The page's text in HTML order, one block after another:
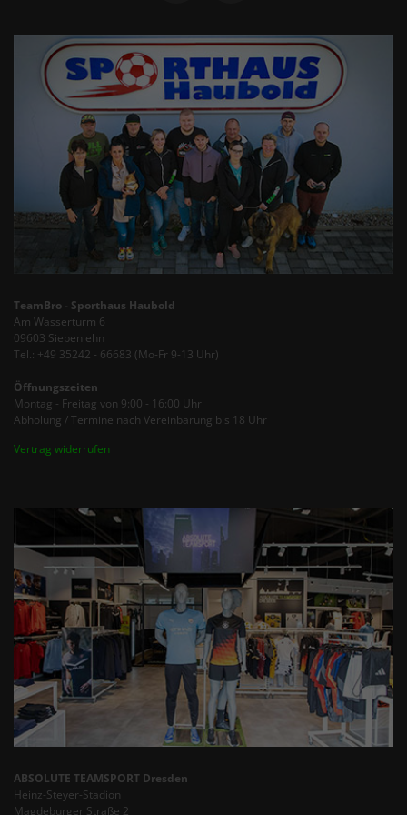
TeamBro - Sporthaus Haubold
Am Wasserturm 6
09603 Siebenlehn
Tel.: +49 35242 - 66683 (Mo-Fr 9-13 Uhr)
Öffnungszeiten
Montag - Freitag von 9:00 - 16:00 Uhr
Abholung / Termine nach Vereinbarung bis 18 Uhr
Vertrag widerrufen
ABSOLUTE TEAMSPORT Dresden
Heinz-Steyer-Stadion
Magdeburger Straße 2